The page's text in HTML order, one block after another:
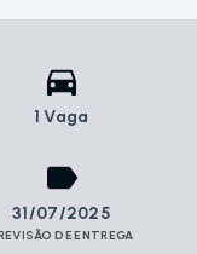
1 Vaga
31/07/2025
DE ENTREGA